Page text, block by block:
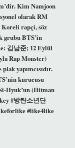
Kim Namjoon
olarak RM
Koreli rapçi, söz
grubu BTS’in
김남준; 12 Eylül
Rap Monster)
yapımcısıdır.
kurucusu
Hyuk’un (Hitman
#방탄소년단
#like4like